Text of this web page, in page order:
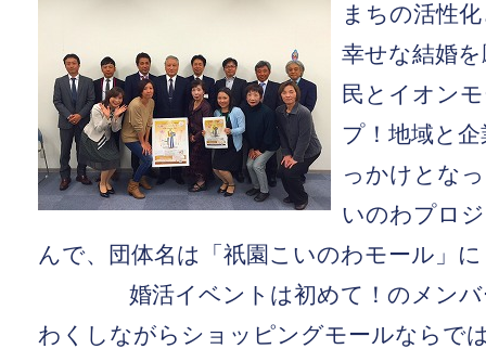
まちの活性
幸せな結婚
民とイオン
プ！地域と
っかけとな
いのわプロ
んで、団体名は「祇園こいのわモール
婚活イベントは初めて！のメンバ
わくしながらショッピングモールならで